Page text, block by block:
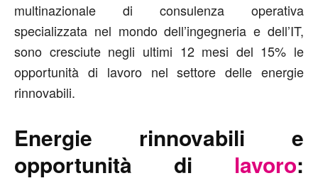
multinazionale di consulenza operativa
specializzata nel mondo dell’ingegneria e dell’IT,
sono cresciute negli ultimi 12 mesi del 15% le
opportunità di lavoro nel settore delle energie
rinnovabili.
Energie rinnovabili e
opportunità di lavoro: